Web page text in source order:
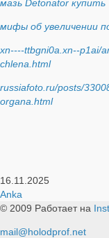
мазь Detonator купить
мифы об увеличении
xn----ttbgni0a.xn--p1ai/
chlena.html
russiafoto.ru/posts/
organa.html
16.11.2025
Anka
© 2009 Работает на
mail@holodprof.net